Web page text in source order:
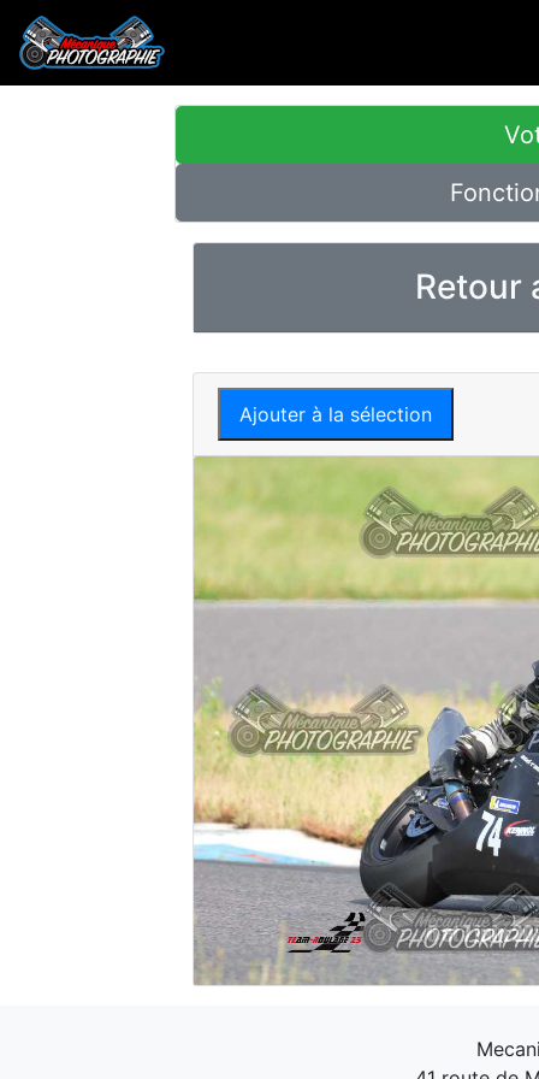
Retour
Ajouter à la sélection